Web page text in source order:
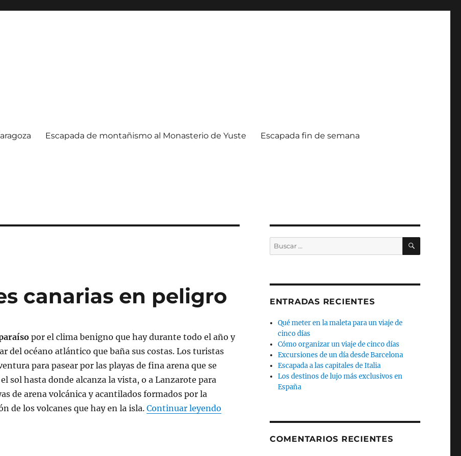
Escapada de montañismo al Monasterio de Yuste Escapada fin de semana
canarias en peligro
por el clima benigno que hay durante todo el año y
del océano atlántico que baña sus costas. Los turistas
para pasear por las playas de fina arena que se
sol hasta donde alcanza la vista, o a Lanzarote para
de arena volcánica y acantilados formados por la
de los volcanes que hay en la isla. Continuar leyendo«Reservas naturales canarias en peligro»
Buscar
por:
BUSCAR
ENTRADAS RECIENTES
Qué meter en la maleta para un viaje de
cinco días
Cómo organizar un viaje de cinco días
Excursiones de un día desde Barcelona
Escapada a las capitales de Italia
Los destinos de lujo más exclusivos en
España
COMENTARIOS RECIENTES